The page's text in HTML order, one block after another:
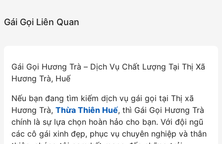
Gái Gọi Liên Quan
Gái Gọi Hương Trà – Dịch Vụ Chất Lượng Tại Thị Xã
Hương Trà, Huế
Nếu bạn đang tìm kiếm dịch vụ gái gọi tại Thị xã
Hương Trà, Thừa Thiên Huế, thì Gái Gọi Hương Trà
chính là sự lựa chọn hoàn hảo cho bạn. Với đội ngũ
các cô gái xinh đẹp, phục vụ chuyên nghiệp và thân